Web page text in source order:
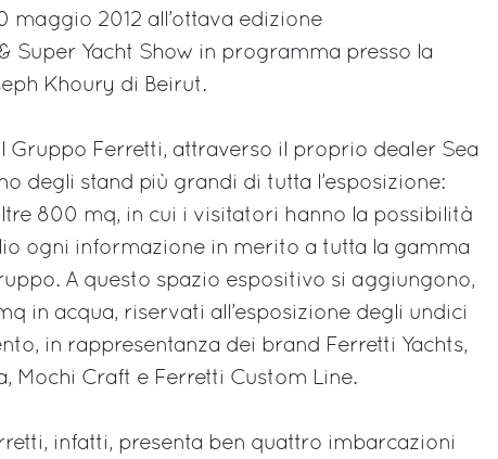
maggio 2012 all’ottava edizione
Super Yacht Show in programma presso la
Khoury di Beirut.
Gruppo Ferretti, attraverso il proprio dealer Sea
degli stand più grandi di tutta l’esposizione:
800 mq, in cui i visitatori hanno la possibilità
ogni informazione in merito a tutta la gamma
A questo spazio espositivo si aggiungono,
in acqua, riservati all’esposizione degli undici
in rappresentanza dei brand Ferretti Yachts,
Mochi Craft e Ferretti Custom Line.
infatti, presenta ben quattro imbarcazioni